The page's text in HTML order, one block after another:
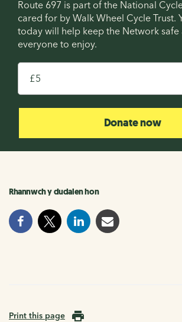
Route 697 is part of the National
cared for by Walk Wheel Cycle Trust.
today will help keep the Network
everyone to enjoy.
£
Donate now
Rhannwch y dudalen hon
Print this page